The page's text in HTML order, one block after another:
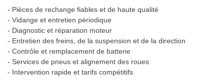
- Pièces de rechange fiables et de haute qualité
- Vidange et entretien périodique
- Diagnostic et réparation moteur
- Entretien des freins, de la suspension et de la direction
- Contrôle et remplacement de batterie
- Services de pneus et alignement des roues
- Intervention rapide et tarifs compétitifs